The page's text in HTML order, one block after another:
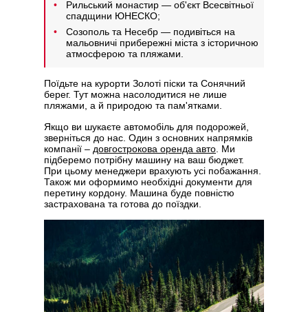
Рильський монастир — об'єкт Всесвітньої
спадщини ЮНЕСКО;
Созополь та Несебр — подивіться на
мальовничі прибережні міста з історичною
атмосферою та пляжами.
Поїдьте на курорти Золоті піски та Сонячний
берег. Тут можна насолодитися не лише
пляжами, а й природою та пам'ятками.
Якщо ви шукаєте автомобіль для подорожей,
зверніться до нас. Один з основних напрямків
компанії – довгострокова оренда авто . Ми
підберемо потрібну машину на ваш бюджет.
При цьому менеджери врахують усі побажання.
Також ми оформимо необхідні документи для
перетину кордону. Машина буде повністю
застрахована та готова до поїздки.